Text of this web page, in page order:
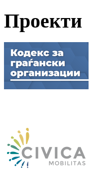
Проекти